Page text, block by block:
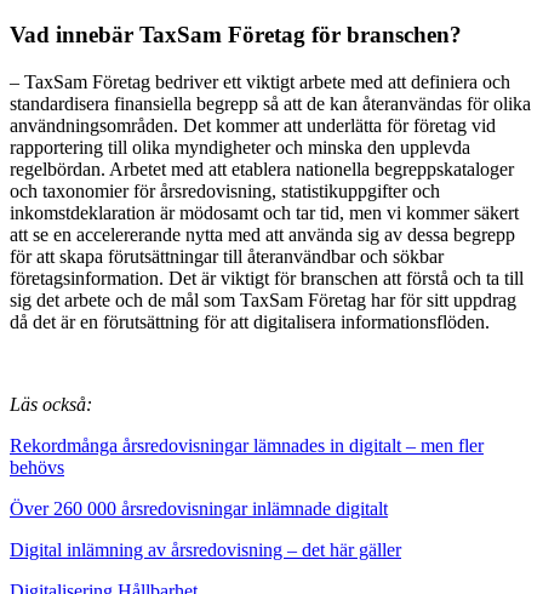
Vad innebär TaxSam Företag för branschen?
– TaxSam Företag bedriver ett viktigt arbete med att definiera och
standardisera finansiella begrepp så att de kan återanvändas för olika
användningsområden. Det kommer att underlätta för företag vid
rapportering till olika myndigheter och minska den upplevda
regelbördan. Arbetet med att etablera nationella begreppskataloger
och taxonomier för årsredovisning, statistikuppgifter och
inkomstdeklaration är mödosamt och tar tid, men vi kommer säkert
att se en accelererande nytta med att använda sig av dessa begrepp
för att skapa förutsättningar till återanvändbar och sökbar
företagsinformation. Det är viktigt för branschen att förstå och ta till
sig det arbete och de mål som TaxSam Företag har för sitt uppdrag
då det är en förutsättning för att digitalisera informationsflöden.
Läs också:
Rekordmånga årsredovisningar lämnades in digitalt – men fler
behövs
Över 260 000 årsredovisningar inlämnade digitalt
Digital inlämning av årsredovisning – det här gäller